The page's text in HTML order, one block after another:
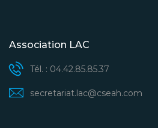
Association LAC
Tél. : 04.42.85.85.37
secretariat.lac@cseah.com